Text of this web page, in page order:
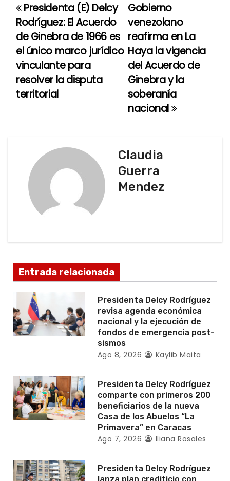
N
a
v
e
g
e
n
t
r
d
a
s
Gobierno
venezolano
reafirma en La
Haya la vigencia
del Acuerdo de
Ginebra y la
soberanía
nacional
Presidenta (E) Delcy
Rodríguez: El Acuerdo
de Ginebra de 1966 es
el único marco jurídico
vinculante para
resolver la disputa
territorial
Claudia
Guerra
Mendez
Entrada relacionada
Presidenta Delcy Rodríguez
revisa agenda económica
nacional y la ejecución de
fondos de emergencia post-
sismos
Ago 8, 2026 Kaylib Maita
Presidenta Delcy Rodríguez
comparte con primeros 200
beneficiarios de la nueva
Casa de los Abuelos “La
Primavera” en Caracas
Ago 7, 2026 Iliana Rosales
Presidenta Delcy Rodríguez
lanza plan crediticio con